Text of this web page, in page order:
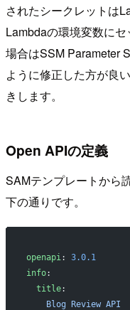
されたシークレットは
Lambdaの環境変数に
場合はSSM Parameter
ように修正した方が良
きします。
Open APIの定義
SAMテンプレートから
下の通りです。
openapi: 3.0.1
info:
  title
:
    Blog Review API